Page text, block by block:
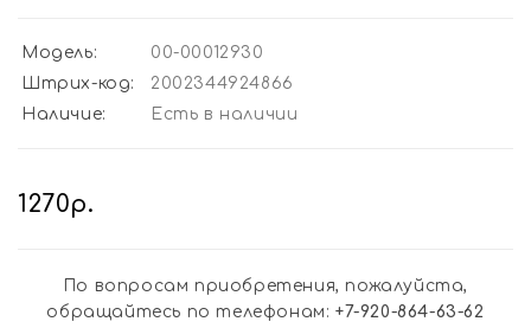
Модель:
00-00012930
Штрих-код:
2002344924866
Наличие:
Есть в наличии
1270р.
По вопросам приобретения, пожалуйста,
обращайтесь по телефонам: +7-920-864-63-62